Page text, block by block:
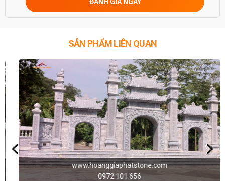
SẢN PHẨM LIÊN QUAN
www.hoanggiaphatstone.com
0972 101 656